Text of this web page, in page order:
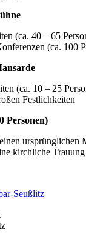
(ca. 40 – 65
(ca. 100
(ca. 10 – 25
Festlichkeiten
Personen)
ursprünglichen
kirchliche
Seußlitz